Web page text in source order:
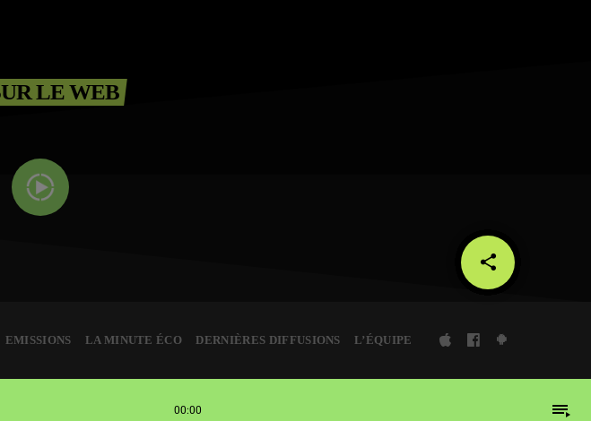
00:00 playlist_play
share
email
LE WEB
EMISSIONS LA MINUTE ÉCO DERNIÈRES DIFFUSIONS L’ÉQUIPE